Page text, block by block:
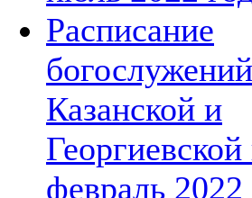
Расписание
Казанской и
февраль 2022